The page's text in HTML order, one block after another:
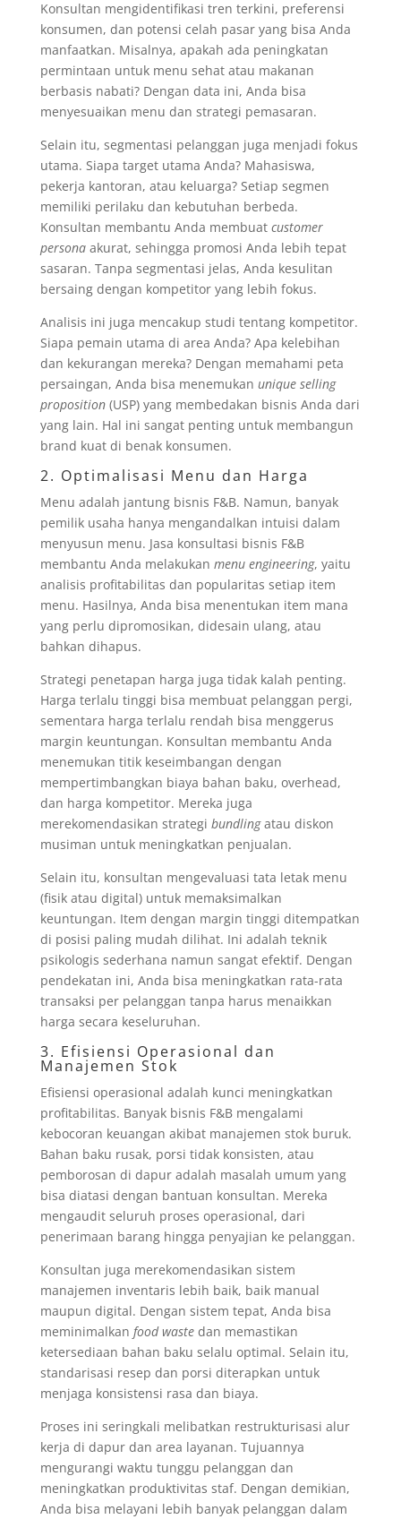
Konsultan mengidentifikasi tren terkini, preferensi
konsumen, dan potensi celah pasar yang bisa Anda
manfaatkan. Misalnya, apakah ada peningkatan
permintaan untuk menu sehat atau makanan
berbasis nabati? Dengan data ini, Anda bisa
menyesuaikan menu dan strategi pemasaran.
Selain itu, segmentasi pelanggan juga menjadi fokus
utama. Siapa target utama Anda? Mahasiswa,
pekerja kantoran, atau keluarga? Setiap segmen
memiliki perilaku dan kebutuhan berbeda.
Konsultan membantu Anda membuat customer
personaakurat, sehingga promosi Anda lebih tepat
sasaran. Tanpa segmentasi jelas, Anda kesulitan
bersaing dengan kompetitor yang lebih fokus.
Analisis ini juga mencakup studi tentang kompetitor.
Siapa pemain utama di area Anda? Apa kelebihan
dan kekurangan mereka? Dengan memahami peta
persaingan, Anda bisa menemukan unique selling
proposition(USP) yang membedakan bisnis Anda dari
yang lain. Hal ini sangat penting untuk membangun
brand kuat di benak konsumen.
2. Optimalisasi Menu dan Harga
Menu adalah jantung bisnis F&B. Namun, banyak
pemilik usaha hanya mengandalkan intuisi dalam
menyusun menu. Jasa konsultasi bisnis F&B
membantu Anda melakukan menu engineering, yaitu
analisis profitabilitas dan popularitas setiap item
menu. Hasilnya, Anda bisa menentukan item mana
yang perlu dipromosikan, didesain ulang, atau
bahkan dihapus.
Strategi penetapan harga juga tidak kalah penting.
Harga terlalu tinggi bisa membuat pelanggan pergi,
sementara harga terlalu rendah bisa menggerus
margin keuntungan. Konsultan membantu Anda
menemukan titik keseimbangan dengan
mempertimbangkan biaya bahan baku, overhead,
dan harga kompetitor. Mereka juga
merekomendasikan strategi bundlingatau diskon
musiman untuk meningkatkan penjualan.
Selain itu, konsultan mengevaluasi tata letak menu
(fisik atau digital) untuk memaksimalkan
keuntungan. Item dengan margin tinggi ditempatkan
di posisi paling mudah dilihat. Ini adalah teknik
psikologis sederhana namun sangat efektif. Dengan
pendekatan ini, Anda bisa meningkatkan rata-rata
transaksi per pelanggan tanpa harus menaikkan
harga secara keseluruhan.
3. Efisiensi Operasional dan
Manajemen Stok
Efisiensi operasional adalah kunci meningkatkan
profitabilitas. Banyak bisnis F&B mengalami
kebocoran keuangan akibat manajemen stok buruk.
Bahan baku rusak, porsi tidak konsisten, atau
pemborosan di dapur adalah masalah umum yang
bisa diatasi dengan bantuan konsultan. Mereka
mengaudit seluruh proses operasional, dari
penerimaan barang hingga penyajian ke pelanggan.
Konsultan juga merekomendasikan sistem
manajemen inventaris lebih baik, baik manual
maupun digital. Dengan sistem tepat, Anda bisa
meminimalkan food wastedan memastikan
ketersediaan bahan baku selalu optimal. Selain itu,
standarisasi resep dan porsi diterapkan untuk
menjaga konsistensi rasa dan biaya.
Proses ini seringkali melibatkan restrukturisasi alur
kerja di dapur dan area layanan. Tujuannya
mengurangi waktu tunggu pelanggan dan
meningkatkan produktivitas staf. Dengan demikian,
Anda bisa melayani lebih banyak pelanggan dalam